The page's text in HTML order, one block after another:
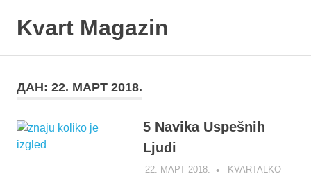
Kvart Magazin
vas!
ДАН: 22. МАРТ 2018.
5 Navika Uspešnih
Ljudi
22. МАРТ 2018.
KVARTALKO